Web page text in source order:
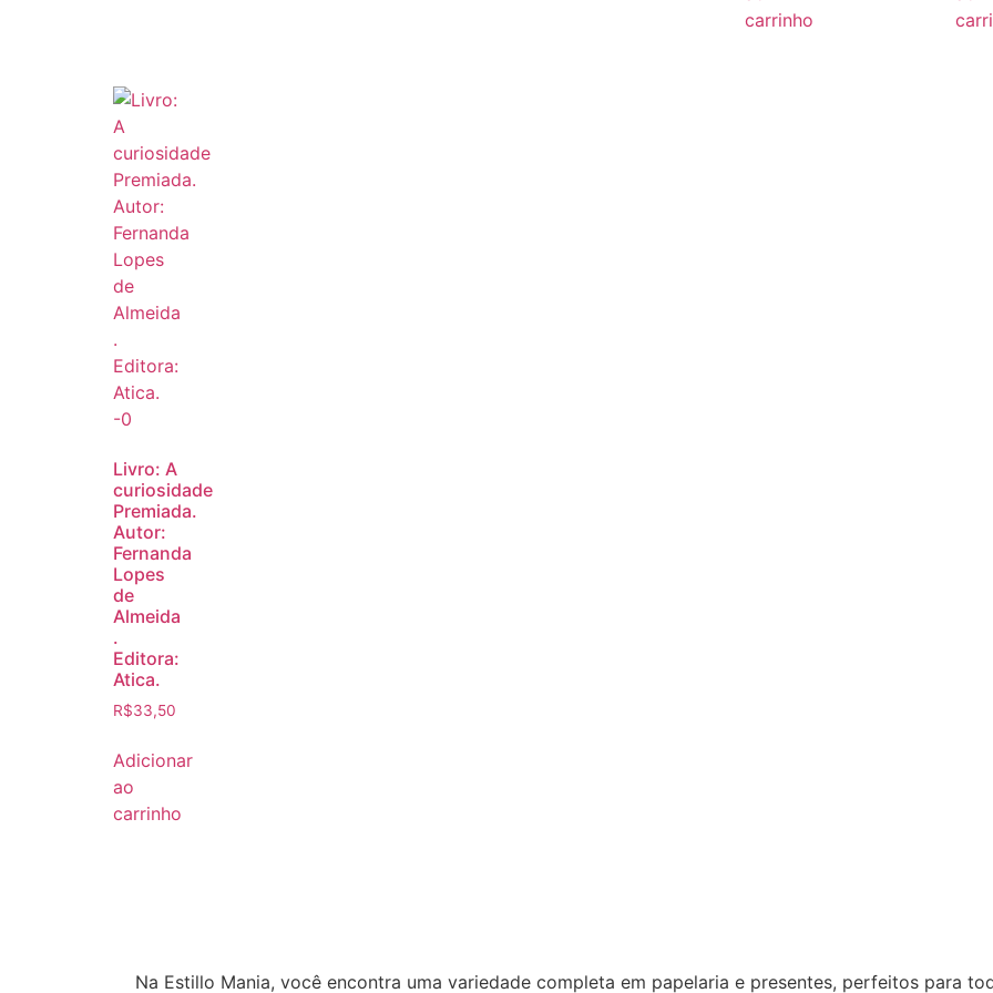
carrinho
Livro: A
curiosidade
Premiada.
Autor:
Fernanda
Lopes
de
Almeida
.
Editora:
Atica.
R$33,50
Adicionar
ao
carrinho
Na Estillo Mania, você encontra uma variedade completa em papelaria e presentes, perfeitos para